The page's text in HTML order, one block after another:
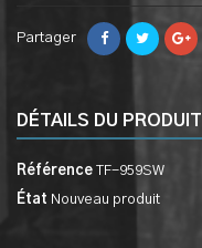
Partager
DÉTAILS DU PRODUIT
Référence
TF-959SW
État Nouveau produit